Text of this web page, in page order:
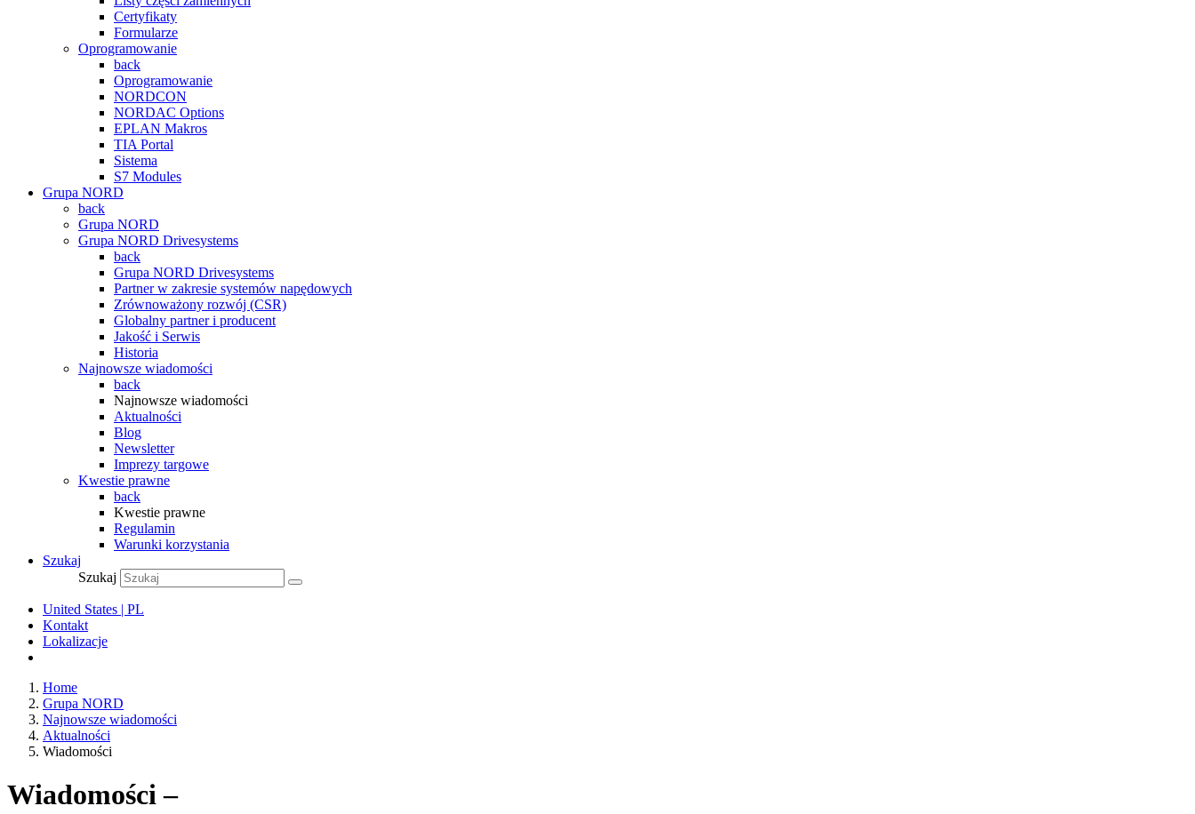
Certyfikaty
Formularze
Oprogramowanie
back
Oprogramowanie
NORDCON
NORDAC Options
EPLAN Makros
TIA Portal
Sistema
S7 Modules
Grupa NORD
back
Grupa NORD
Grupa NORD Drivesystems
back
Grupa NORD Drivesystems
Partner w zakresie systemów napędowych
Zrównoważony rozwój (CSR)
Globalny partner i producent
Jakość i Serwis
Historia
Najnowsze wiadomości
back
Najnowsze wiadomości
Aktualności
Blog
Newsletter
Imprezy targowe
Kwestie prawne
back
Kwestie prawne
Regulamin
Warunki korzystania
Szukaj
Szukaj
United States | PL
Kontakt
Lokalizacje
Home
Grupa NORD
Najnowsze wiadomości
Aktualności
Wiadomości
Wiadomości –